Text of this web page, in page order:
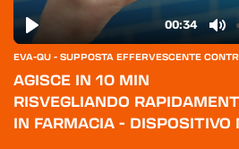
EVA-QU - SUPPOSTA EFFERVESCENTE
AGISCE IN 10 MIN
RISVEGLIANDO
IN FARMACIA - DISPOSITIVO